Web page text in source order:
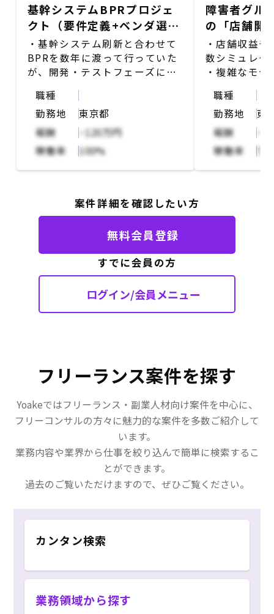
基幹システムBPRプロジェ
クト（要件定義+ベンダ選定
フェーズ）：PMサポート
・基幹システム刷新と合わせて
BPRを数年に渡って行っていた
が、開発・テストフェーズにて
として再始動している
・PJTではリプラン計画を策定
し、現在、「再要件定義」を行
っている
・業務領域ごとに（販促/販売/
調達/債権等）、現行分析及び業
・パッケージ適合性判断・スコ
ープ決め等も必要で、業務領域
外でも、マスターやデータモデ
リング、非機能要件の整理とい
った情報を集約・RFP化し、SI
ベンダーを選定する
GRANDIT（グランディット）を
活用する想定
に伴い、１名PMサポートのポジ
ションを募集（マネジメント視
テム要件定義の経験豊富なITコ
ンサルが望ましいです）
・スケジュール：24年6～11月:
業務要件定義、システム要件定
義（概要）、パッケージ
FitGap、RFP作成、ベンダーセ
職種
勤務地
東京都
報酬
~120万円
稼働率
100%
障害者グル
の「店舗開
・店舗収益
数シミュレー
・複雑なモ
が有って、
益上がって
組む
職種
勤務地
東
報酬
稼働率
案件詳細を確認したい方
無料会員登録
すでに会員の方
ログイン/会員メニュー
フリーランス案件を探す
Yoakeではフリーランス・副業人材向け案件を中心に、
フリーコンサルの方々に魅力的な案件を多数ご紹介して
います。
業務内容や業界から仕事を絞り込んで簡単に検索するこ
とができます。
過去のご覧いただけますので、ぜひご覧ください。
カンタン検索
業務領域から探す